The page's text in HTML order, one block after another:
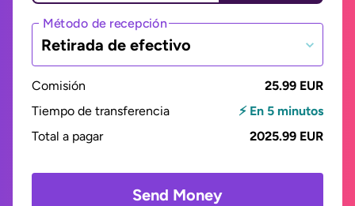
Método de recepción
Retirada de efectivo
Comisión
25.99 EUR
Tiempo de transferencia
⚡ En 5 minutos
Total a pagar
2025.99 EUR
Send Money